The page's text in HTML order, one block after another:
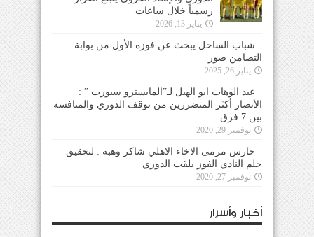
رسمياً خلال ساعات
يناير 13, 2026
شباب الساحل يبحث عن فوزه الأول من بوابة
التضامن صور
يناير 26, 2025
عبد الوهاب ابو الهيل لـ”المايسترو سبورت ” :
الأنصار أكثر المتضررين من توقف الدوري والمنافسة
بين 7 فرق
نوفمبر 29, 2020
حارس مرمى الاخاء الاهلي شاكر وهبه : لتحقيق
حلم النادي الفوز بلقب الدوري
نوفمبر 27, 2020
أخبار وأسرار